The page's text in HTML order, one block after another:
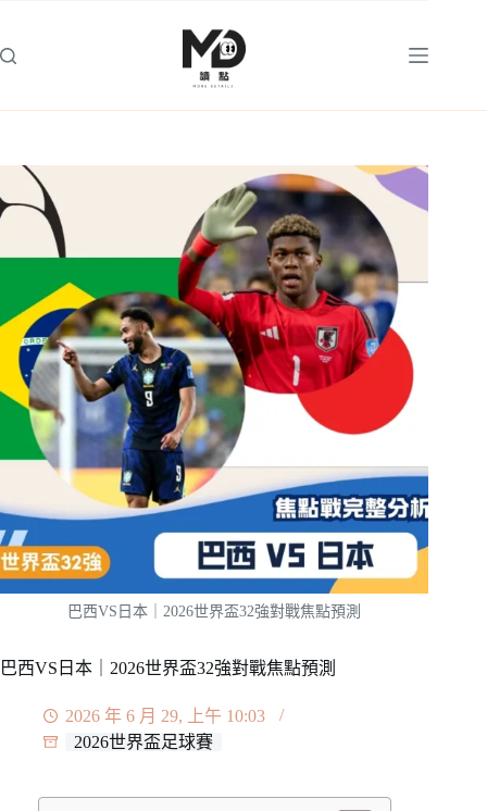
主
巴西VS日本｜2026世界盃32強對戰焦點預測
巴西VS日本｜2026世界盃32強對戰焦點預測
2026 年 6 月 29, 上午 10:03
2026世界盃足球賽